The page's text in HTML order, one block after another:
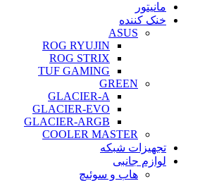
مانیتور
خنک کننده
ASUS
ROG RYUJIN
ROG STRIX
TUF GAMING
GREEN
GLACIER-A
GLACIER-EVO
GLACIER-ARGB
COOLER MASTER
تجهیزات شبکه
لوازم جانبی
هاب و سوئیچ